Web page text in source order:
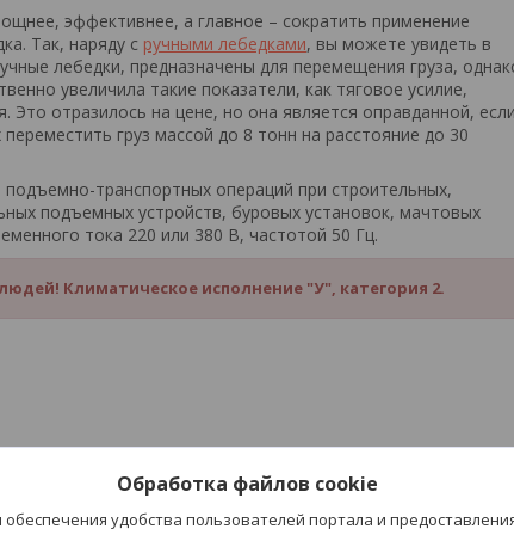
эффективнее, а главное – сократить применение
Так, наряду с ручными лебедками, вы можете увидеть в
лебедки, предназначены для перемещения груза,
увеличила такие показатели, как тяговое усилие,
отразилось на цене, но она является оправданной,
груз массой до 8 тонн на расстояние до 30
транспортных операций при строительных,
подъемных устройств, буровых установок, мачтовых
тока 220 или 380 В, частотой 50 Гц.
Климатическое исполнение "У", категория 2.
Обработка файлов cookie
удобства пользователей портала и